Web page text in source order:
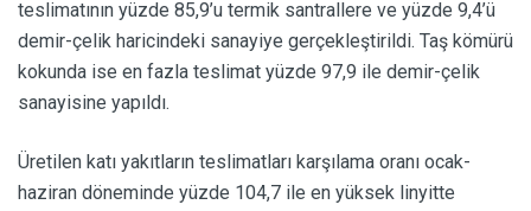
teslimatının yüzde 85,9’u termik santrallere ve yüzde 9,4’ü
demir-çelik haricindeki sanayiye gerçekleştirildi. Taş kömürü
kokunda ise en fazla teslimat yüzde 97,9 ile demir-çelik
sanayisine yapıldı.
Üretilen katı yakıtların teslimatları karşılama oranı ocak-
haziran döneminde yüzde 104,7 ile en yüksek linyitte